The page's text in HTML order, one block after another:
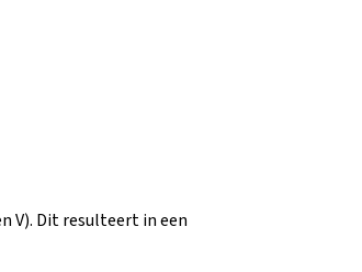
V). Dit resulteert in een